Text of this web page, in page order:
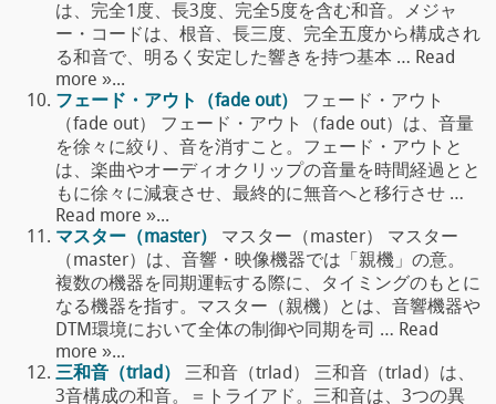
は、完全1度、長3度、完全5度を含む和音。メジャ
ー・コードは、根音、長三度、完全五度から構成され
る和音で、明るく安定した響きを持つ基本 … Read
more »...
フェード・アウト（fade out）
フェード・アウト
（fade out） フェード・アウト（fade out）は、音量
を徐々に絞り、音を消すこと。フェード・アウトと
は、楽曲やオーディオクリップの音量を時間経過とと
もに徐々に減衰させ、最終的に無音へと移行させ …
Read more »...
マスター（master）
マスター（master） マスター
（master）は、音響・映像機器では「親機」の意。
複数の機器を同期運転する際に、タイミングのもとに
なる機器を指す。マスター（親機）とは、音響機器や
DTM環境において全体の制御や同期を司 … Read
more »...
三和音（trlad）
三和音（trlad） 三和音（trlad）は、
3音構成の和音。＝トライアド。三和音は、3つの異